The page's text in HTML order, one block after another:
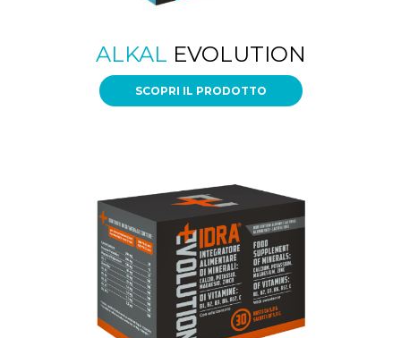
ALKAL EVOLUTION
SCOPRI IL PRODOTTO